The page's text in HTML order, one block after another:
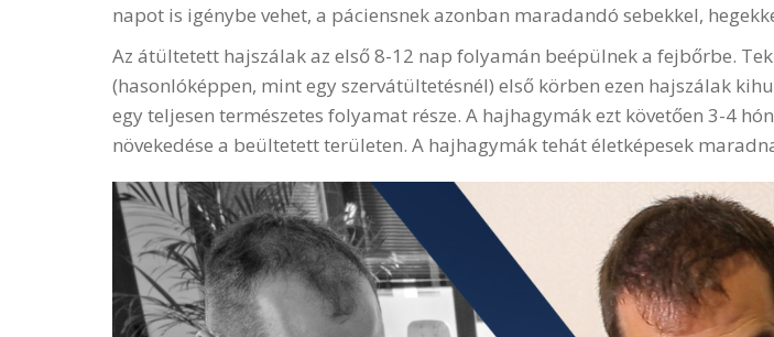
napot is igénybe vehet, a páciensnek azonban maradandó sebekkel,
Az átültetett hajszálak az első 8-12 nap folyamán beépülnek a fejbőrbe.
(hasonlóképpen, mint egy szervátültetésnél) első körben ezen hajszálak
egy teljesen természetes folyamat része. A hajhagymák ezt követően 3-4
növekedése a beültetett területen. A hajhagymák tehát életképesek